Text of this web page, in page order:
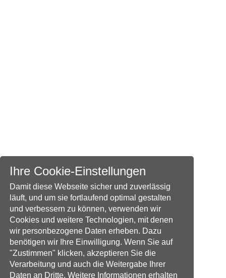
Ihre Cookie-Einstellungen
Damit diese Webseite sicher und zuverlässig
läuft, und um sie fortlaufend optimal gestalten
und verbessern zu können, verwenden wir
Cookies und weitere Technologien, mit denen
wir personbezogene Daten erheben. Dazu
benötigen wir Ihre Einwilligung. Wenn Sie auf
"Zustimmen" klicken, akzeptieren Sie die
Verarbeitung und auch die Weitergabe Ihrer
Daten an Dritte. Weitere Informationen erhalten